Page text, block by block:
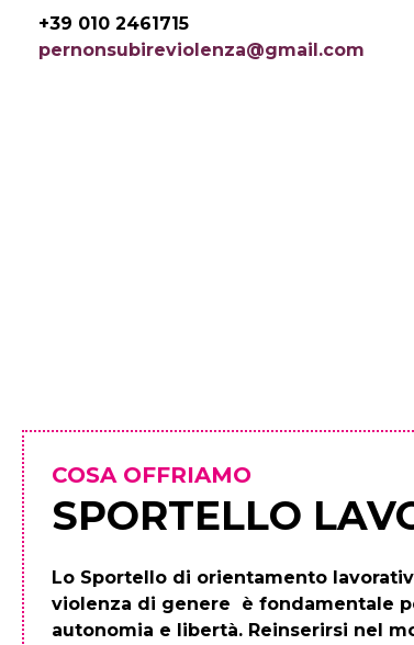
contenuto
+39 010 2461715
pernonsubireviolenza@gmail.com
COSA OFFRIAMO
SPORTELLO
Lo Sportello di orientamento
violenza di genere è fondamentale
autonomia e libertà. Reinserirsi nel